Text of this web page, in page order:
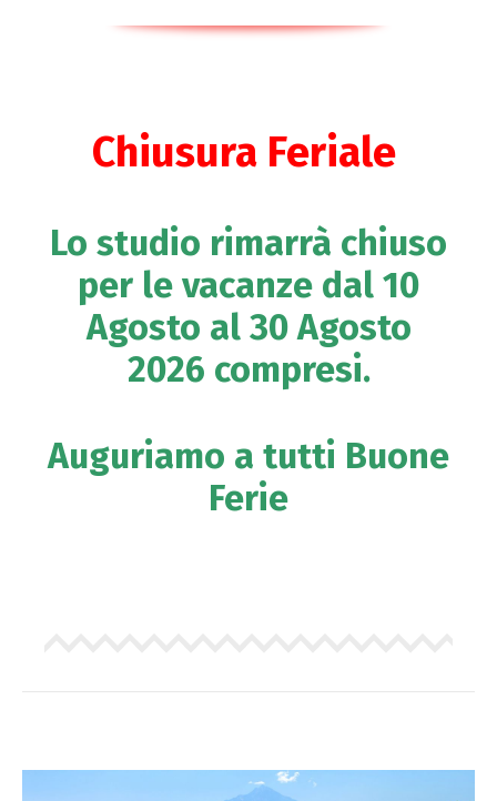
Chiusura Feriale
Lo studio rimarrà chiuso
per le vacanze dal 10
Agosto al 30 Agosto
2026 compresi.
Auguriamo a tutti Buone
Ferie